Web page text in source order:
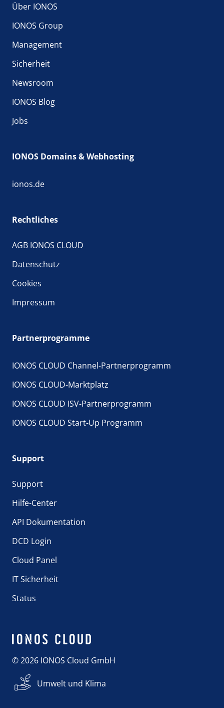
Über IONOS
IONOS Group
Management
Sicherheit
Newsroom
IONOS Blog
Jobs
IONOS Domains & Webhosting
ionos.de
Rechtliches
AGB IONOS CLOUD
Datenschutz
Cookies
Impressum
Partnerprogramme
IONOS CLOUD Channel-Partnerprogramm
IONOS CLOUD-Marktplatz
IONOS CLOUD ISV-Partnerprogramm
IONOS CLOUD Start-Up Programm
Support
Support
Hilfe-Center
API Dokumentation
DCD Login
Cloud Panel
IT Sicherheit
Status
© 2026 IONOS Cloud GmbH
Umwelt und Klima